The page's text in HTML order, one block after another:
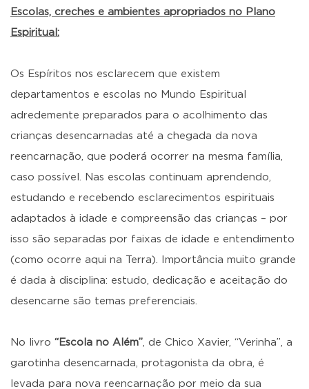
Escolas, creches e ambientes apropriados no Plano
Espiritual:
Os Espíritos nos esclarecem que existem
departamentos e escolas no Mundo Espiritual
adredemente preparados para o acolhimento das
crianças desencarnadas até a chegada da nova
reencarnação, que poderá ocorrer na mesma família,
caso possível. Nas escolas continuam aprendendo,
estudando e recebendo esclarecimentos espirituais
adaptados à idade e compreensão das crianças – por
isso são separadas por faixas de idade e entendimento
(como ocorre aqui na Terra). Importância muito grande
é dada à disciplina: estudo, dedicação e aceitação do
desencarne são temas preferenciais.
No livro “Escola no Além”, de Chico Xavier, “Verinha”, a
garotinha desencarnada, protagonista da obra, é
levada para nova reencarnação por meio da sua